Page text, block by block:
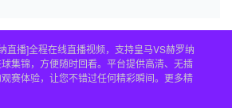
直播]全程在线直播视频，支持皇马VS赫罗纳
集锦，方便随时回看。平台提供高清、无插
赛体验，让您不错过任何精彩瞬间。更多精